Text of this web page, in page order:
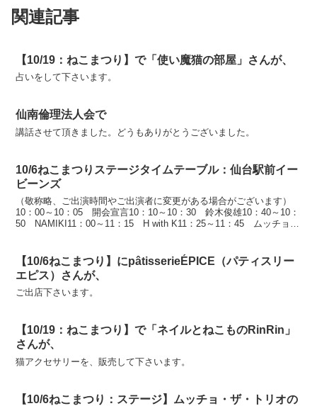
関連記事
【10/19：ねこまつり】で「使い魔猫の部屋」さんが、
占いをして下さいます。
仙南倫理法人会で
講話させて頂きました。どうもありがとうございました。
10/6ねこまつりステージタイムテーブル：仙台駅前イー
ビーンズ
（敬称略、ご出演時間やご出演者に変更がある場合がございます）
10：00～10：05 開会宣言10：10～10：30 鈴木俊雄10：40～10：
50 NAMIKI11：00～11：15 H with K11：25～11：45 ムッチョ・
【10/6ねこまつり】にpâtisserieÉPICE（パティスリー
エピス）さんが、
ご出店下さいます。
【10/19：ねこまつり】で「ネイルとねこものRinRin」
さんが、
猫アクセサリーを、販売して下さいます。
【10/6ねこまつり：ステージ】ムッチョ・ザ・トリオの